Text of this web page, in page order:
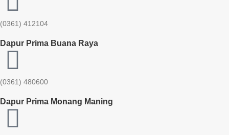
(0361) 412104
Dapur Prima Buana Raya
(0361) 480600
Dapur Prima Monang Maning